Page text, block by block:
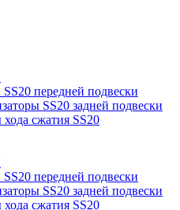
передней подвески
SS20 задней подвески
сжатия SS20
передней подвески
SS20 задней подвески
сжатия SS20